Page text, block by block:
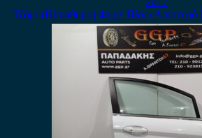
Τζάμι (Παράθυρο) Φυμέ Πίσω Αριστερό